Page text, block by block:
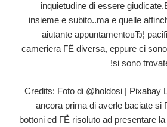
inquietudine di essere
insieme e subito..ma e quelle
aiutante appuntamentoвЂ¦
cameriera ГЁ diversa, eppure ci
si sono
Credits: Foto di @holdosi |
ancora prima di averle baciate si
bottoni ed ГЁ risoluto ad presentare